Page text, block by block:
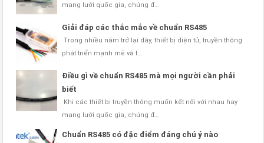
mạng lưới quốc gia, chúng đ…
Giải đáp các thắc mắc về chuẩn RS485
Trong nhiều năm trở lại đây, thiết bị điện tử, truyền thông
phát triển mạnh mẽ và t…
Điều gì về chuẩn RS485 mà mọi người cần phải
biết
Khi các thiết bị truyền thông muốn kết nối với nhau hay
mạng lưới quốc gia, chúng đ…
Chuẩn RS485 có đặc điểm đáng chú ý nào